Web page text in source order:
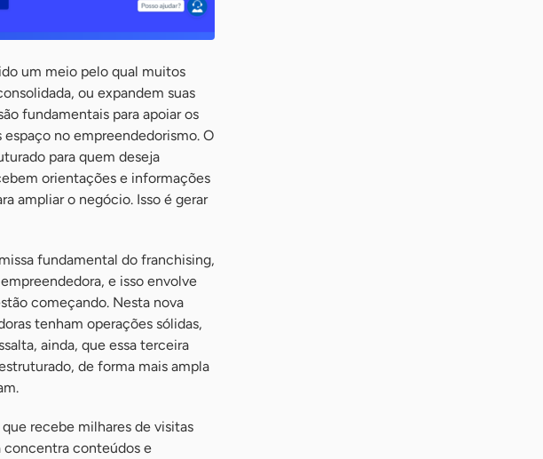
um meio pelo qual muitos
ou expandem suas
fundamentais para apoiar os
no empreendedorismo. O
para quem deseja
orientações e informações
ampliar o negócio. Isso é gerar
fundamental do franchising,
e isso envolve
começando. Nesta nova
tenham operações sólidas,
ainda, que essa terceira
de forma mais ampla
recebe milhares de visitas
concentra conteúdos e